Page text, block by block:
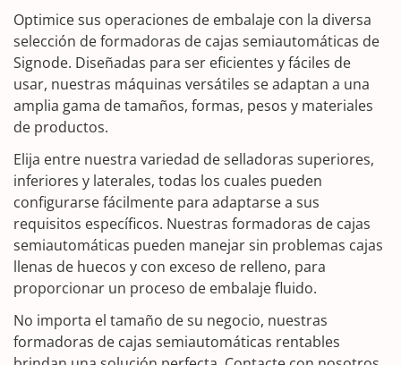
Optimice sus operaciones de embalaje con la diversa
selección de formadoras de cajas semiautomáticas de
Signode. Diseñadas para ser eficientes y fáciles de
usar, nuestras máquinas versátiles se adaptan a una
amplia gama de tamaños, formas, pesos y materiales
de productos.
Elija entre nuestra variedad de selladoras superiores,
inferiores y laterales, todas los cuales pueden
configurarse fácilmente para adaptarse a sus
requisitos específicos. Nuestras formadoras de cajas
semiautomáticas pueden manejar sin problemas cajas
llenas de huecos y con exceso de relleno, para
proporcionar un proceso de embalaje fluido.
No importa el tamaño de su negocio, nuestras
formadoras de cajas semiautomáticas rentables